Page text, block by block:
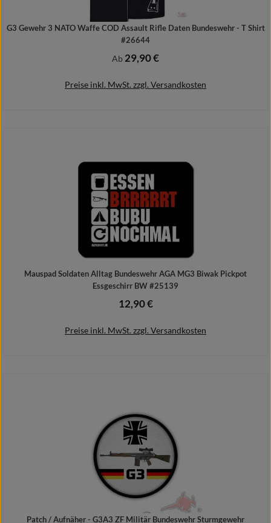
G3 Gewehr 3 NATO Waffe COD Assault Rifle Daten Bundeswehr - T Shirt
#26644
Regulärer Preis:
Ab29,90 €
Preise inkl. MwSt. zzgl. Versandkosten
Mauspad Soldaten Alltag Bundeswehr AGA MG3 Biwak Pickpot
Essgeschirr BW #25139
Regulärer Preis:
12,90 €
Preise inkl. MwSt. zzgl. Versandkosten
Patch / Aufnäher - G3A3 ZF Militär Bundeswehr Sturmgewehr